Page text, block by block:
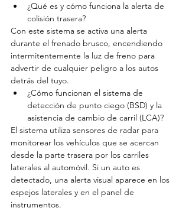
¿Qué es y cómo funciona la alerta de
colisión trasera?
Con este sistema se activa una alerta
durante el frenado brusco, encendiendo
intermitentemente la luz de freno para
advertir de cualquier peligro a los autos
detrás del tuyo.
¿Cómo funcionan el sistema de
detección de punto ciego (BSD) y la
asistencia de cambio de carril (LCA)?
El sistema utiliza sensores de radar para
monitorear los vehículos que se acercan
desde la parte trasera por los carriles
laterales al automóvil. Si un auto es
detectado, una alerta visual aparece en los
espejos laterales y en el panel de
instrumentos.